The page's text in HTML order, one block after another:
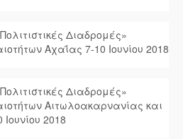
Διαδρομές»
Αχαΐας 7-10 Ιουνίου 2018
Διαδρομές»
Αιτωλοακαρνανίας και
2018